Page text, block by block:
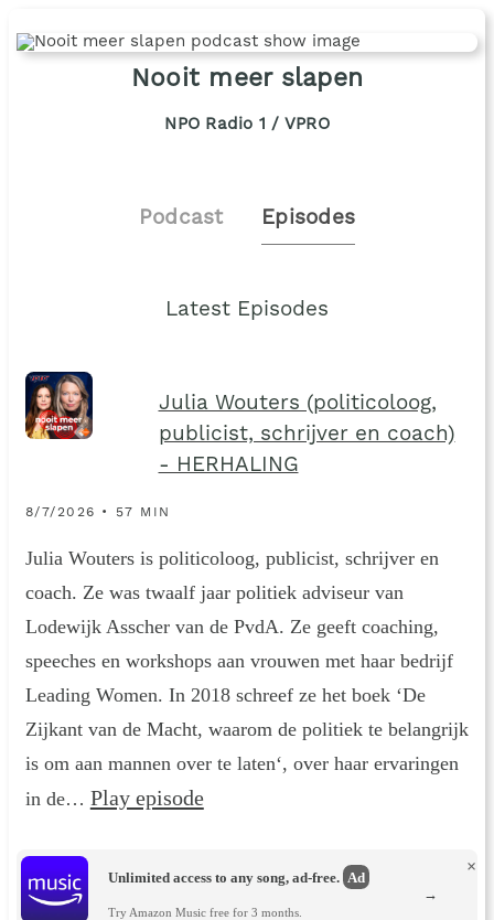
Nooit meer slapen
NPO Radio 1 / VPRO
Podcast Episodes
Latest Episodes
Julia Wouters (politicoloog,
publicist, schrijver en coach)
- HERHALING
8/7/2026 • 57 MIN
Julia Wouters is politicoloog, publicist, schrijver en
coach. Ze was twaalf jaar politiek adviseur van
Lodewijk Asscher van de PvdA. Ze geeft coaching,
speeches en workshops aan vrouwen met haar bedrijf
Leading Women. In 2018 schreef ze het boek ‘De
Zijkant van de Macht, waarom de politiek te belangrijk
is om aan mannen over te laten‘, over haar ervaringen
in de… Play episode
Unlimited access to any song, ad-free. Ad
Try Amazon Music free for 3 months.
×
→